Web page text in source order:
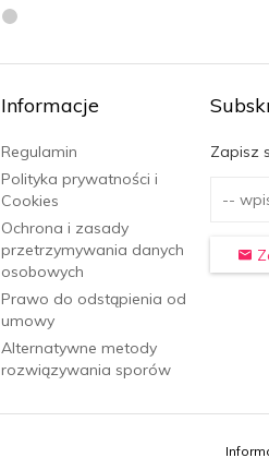
Informacje
Regulamin
Polityka prywatności i
Cookies
Ochrona i zasady
przetrzymywania danych
osobowych
Prawo do odstąpienia od
umowy
Alternatywne metody
rozwiązywania sporów
Zapisz